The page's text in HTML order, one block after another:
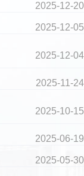
2025-12-20
2025-12-05
2025-12-04
2025-11-24
2025-10-15
2025-06-19
2025-05-30